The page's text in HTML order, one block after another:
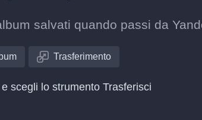
salvati quando passi da
Trasferimento
scegli lo strumento Trasferisci